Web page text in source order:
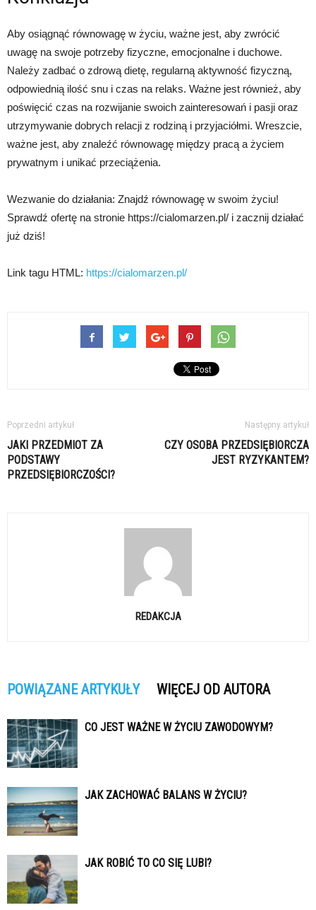
Aby osiągnąć równowagę w życiu, ważne jest, aby zwrócić
uwagę na swoje potrzeby fizyczne, emocjonalne i duchowe.
Należy zadbać o zdrową dietę, regularną aktywność fizyczną,
odpowiednią ilość snu i czas na relaks. Ważne jest również, aby
poświęcić czas na rozwijanie swoich zainteresowań i pasji oraz
utrzymywanie dobrych relacji z rodziną i przyjaciółmi. Wreszcie,
ważne jest, aby znaleźć równowagę między pracą a życiem
prywatnym i unikać przeciążenia.
Wezwanie do działania: Znajdź równowagę w swoim życiu!
Sprawdź ofertę na stronie https://cialomarzen.pl/ i zacznij działać
już dziś!
Link tagu HTML: https://cialomarzen.pl/
Poprzedni artykuł
JAKI PRZEDMIOT ZA
PODSTAWY
PRZEDSIĘBIORCZOŚCI?
Następny artykuł
CZY OSOBA PRZEDSIĘBIORCZA
JEST RYZYKANTEM?
REDAKCJA
POWIĄZANE ARTYKUŁY WIĘCEJ OD AUTORA
CO JEST WAŻNE W ŻYCIU ZAWODOWYM?
JAK ZACHOWAĆ BALANS W ŻYCIU?
JAK ROBIĆ TO CO SIĘ LUBI?